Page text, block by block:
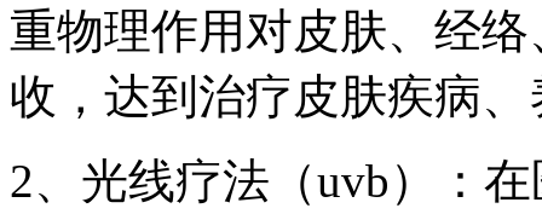
重物理作用对皮肤、经
收，达到治疗皮肤疾病
2、光线疗法（uvb）：